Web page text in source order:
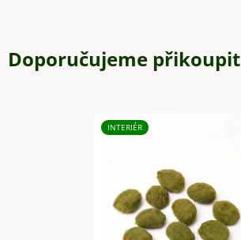
Doporučujeme přikoupit
INTERIÉR